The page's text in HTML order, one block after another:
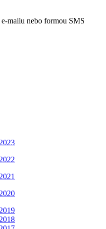
mailu nebo formou SMS